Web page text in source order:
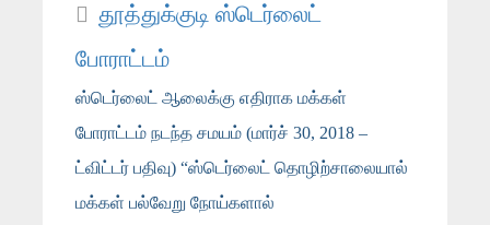
தூத்துக்குடி ஸ்டெர்லைட்
போராட்டம்
ஸ்டெர்லைட் ஆலைக்கு எதிராக மக்கள்
போராட்டம் நடந்த சமயம் (மார்ச் 30, 2018 –
ட்விட்டர் பதிவு) “ஸ்டெர்லைட் தொழிற்சாலையால்
மக்கள் பல்வேறு நோய்களால்